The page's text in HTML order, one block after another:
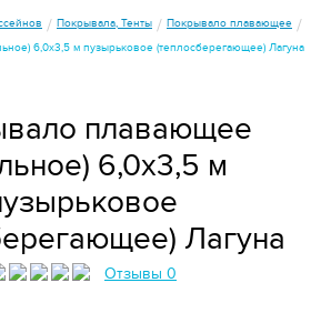
/ Покрывала, Тенты / Покрывало плавающее /
6,0х3,5 м пузырьковое (теплосберегающее) Лагуна
плавающее
6,0х3,5 м
Лагуна
Отзывы 0